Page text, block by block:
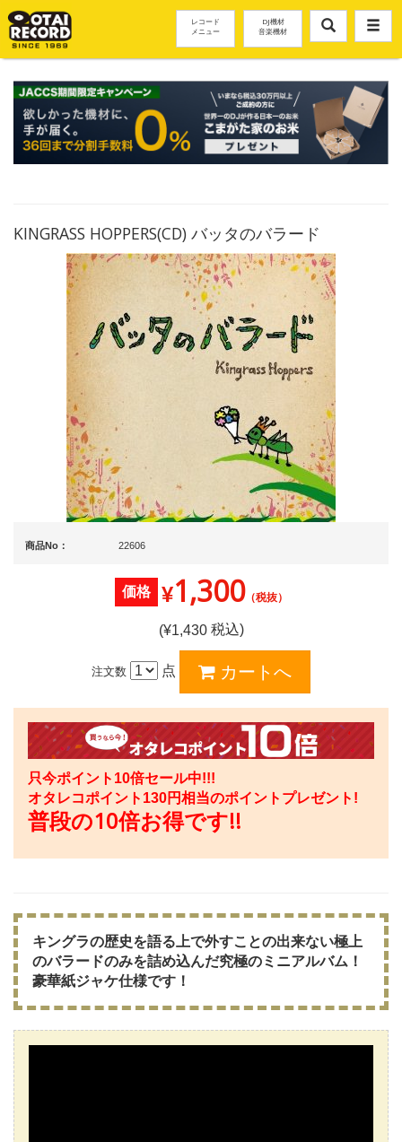
レコード
メニュー
DJ機材
音楽機材
KINGRASS HOPPERS(CD) バッタのバラード
商品No： 22606
価格 ¥1,300（税抜）
(¥1,430税込)
注文数 点
只今ポイント10倍セール中!!!
オタレコポイント 130円相当のポイントプレゼント!
普段の10倍お得です!!
キングラの歴史を語る上で外すことの出来ない極上
のバラードのみを詰め込んだ究極のミニアルバム！
豪華紙ジャケ仕様です！